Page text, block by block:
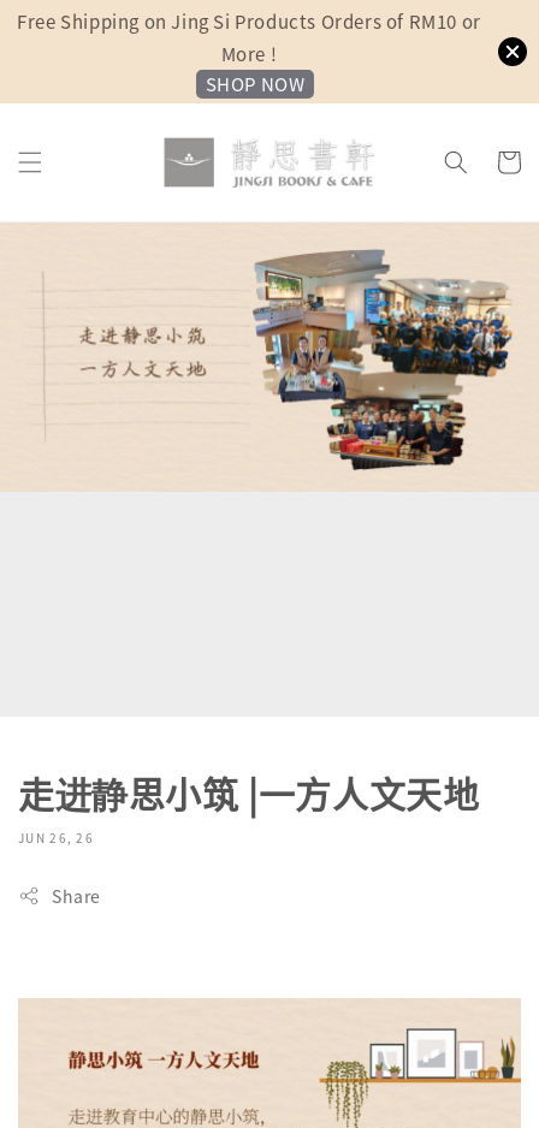
Free Shipping on Jing Si Products Orders of RM10 or
More !
SHOP NOW
走进静思小筑 |一方人文天地
JUN 26, 26
Share